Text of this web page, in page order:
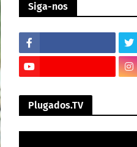
Siga-nos
Plugados.TV